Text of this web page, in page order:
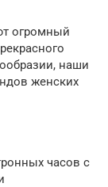
огромный
наши
женских
часов с